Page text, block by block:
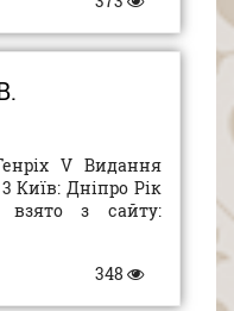
V Видання
Київ: Дніпро Рік
взято з сайту:
348